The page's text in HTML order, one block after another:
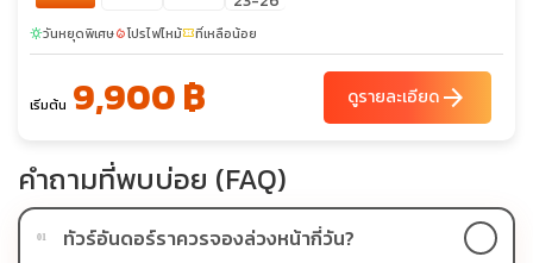
sunnyวันหยุดพิเศษlocal_fire_departmentโปรไฟไหม้confirmation_numberที่เหลือน้อย
เริ่มต้น 9,900 ฿ ดูรายละเอียดarrow_forward
คำถามที่พบบ่อย (FAQ)
01 ทัวร์อันดอร์ราควรจองล่วงหน้ากี่วัน?